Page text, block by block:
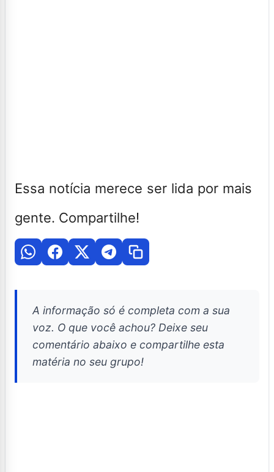
Essa notícia merece ser lida por mais
gente. Compartilhe!
A informação só é completa com a sua
voz. O que você achou? Deixe seu
comentário abaixo e compartilhe esta
matéria no seu grupo!